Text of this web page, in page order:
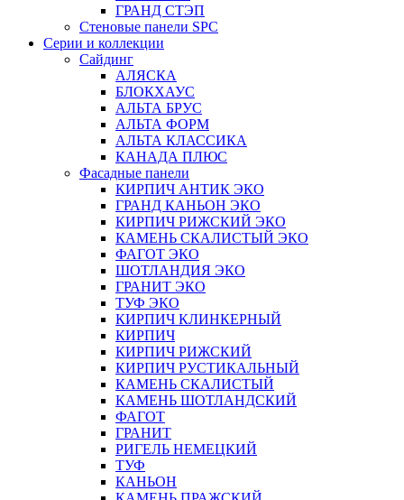
ГРАНД СТЭП
Стеновые панели SPC
Серии и коллекции
Сайдинг
АЛЯСКА
БЛОКХАУС
АЛЬТА БРУС
АЛЬТА ФОРМ
АЛЬТА КЛАССИКА
КАНАДА ПЛЮС
Фасадные панели
КИРПИЧ АНТИК ЭКО
ГРАНД КАНЬОН ЭКО
КИРПИЧ РИЖСКИЙ ЭКО
КАМЕНЬ СКАЛИСТЫЙ ЭКО
ФАГОТ ЭКО
ШОТЛАНДИЯ ЭКО
ГРАНИТ ЭКО
ТУФ ЭКО
КИРПИЧ КЛИНКЕРНЫЙ
КИРПИЧ
КИРПИЧ РИЖСКИЙ
КИРПИЧ РУСТИКАЛЬНЫЙ
КАМЕНЬ СКАЛИСТЫЙ
КАМЕНЬ ШОТЛАНДСКИЙ
ФАГОТ
ГРАНИТ
РИГЕЛЬ НЕМЕЦКИЙ
ТУФ
КАНЬОН